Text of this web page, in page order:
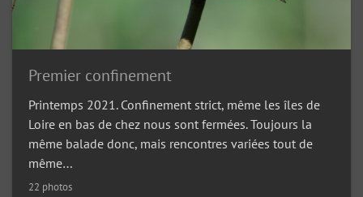
Premier confinement
Printemps 2021. Confinement strict, même les îles de
Loire en bas de chez nous sont fermées. Toujours la
même balade donc, mais rencontres variées tout de
même…
22 photos